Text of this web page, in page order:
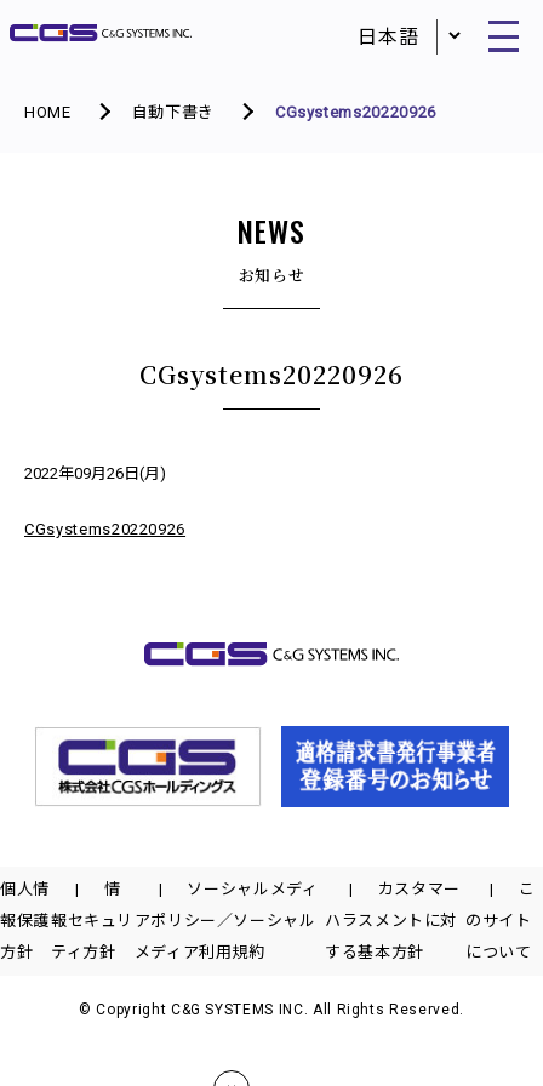
HOME 自動下書き CGsystems20220926
NEWS
お知らせ
CGsystems20220926
2022年09月26日(月)
CGsystems20220926
個人情
報保護
方針
情
報セキュリ
ティ方針
ソーシャルメディ
アポリシー／ソーシャル
メディア利用規約
カスタマー
ハラスメントに対
する基本方針
こ
のサイト
について
© Copyright C&G SYSTEMS INC. All Rights Reserved.